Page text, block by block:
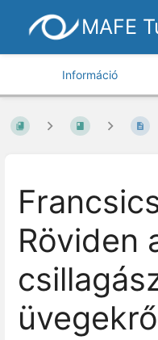
MAFE
Információ
Röviden